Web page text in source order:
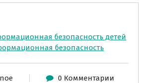
безопасность детей
безопасность
0 Комментарии